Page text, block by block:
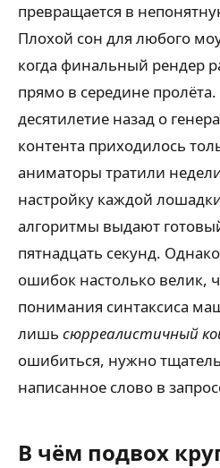
превращается в
Плохой сон для любого
когда финальный рендер
прямо в середине
десятилетие назад о
контента приходилось
аниматоры тратили
настройку каждой
алгоритмы выдают
пятнадцать секунд.
ошибок настолько велик,
понимания синтаксиса
лишь сюрреалистичный
ошибиться, нужно
написанное слово в
В чём подвох